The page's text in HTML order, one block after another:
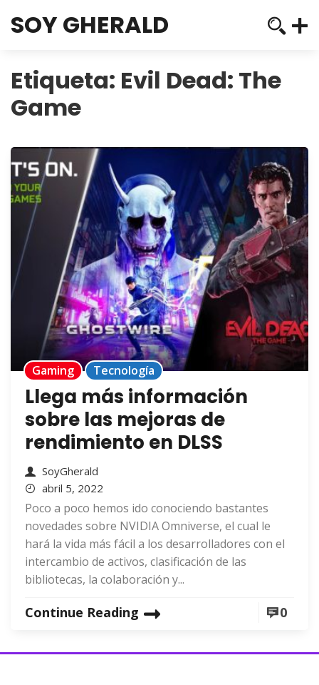
SOY GHERALD
Etiqueta: Evil Dead: The
Game
Gaming Tecnología
Llega más información
sobre las mejoras de
rendimiento en DLSS
SoyGherald
abril 5, 2022
Poco a poco hemos ido conociendo bastantes
novedades sobre NVIDIA Omniverse, el cual le
hará la vida más fácil a los desarrolladores con el
intercambio de activos, clasificación de las
bibliotecas, la colaboración y...
Continue Reading 0